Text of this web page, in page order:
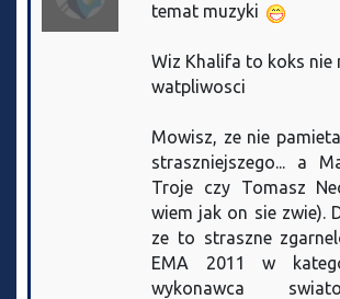
temat muzyki
Wiz Khalifa to koks nie
watpliwosci
Mowisz, ze nie
straszniejszego... a
Troje czy Tomasz
wiem jak on sie zwie).
ze to straszne
EMA 2011 w
wykonawca